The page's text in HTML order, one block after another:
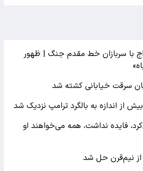
با سربازان خط مقدم جنگ | ظهور
سرقت خیابانی کشته شد
از اندازه به بالگرد ترامپ نزدیک شد
فایده نداشت، همه می‌خواهند او
از نیم‌قرن حل شد